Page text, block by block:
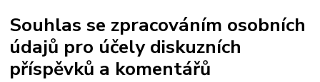
Souhlas se zpracováním osobních
údajů pro účely diskuzních
příspěvků a komentářů